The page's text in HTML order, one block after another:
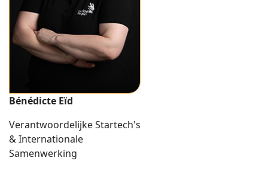
Bénédicte Eïd
Verantwoordelijke Startech's
& Internationale
Samenwerking